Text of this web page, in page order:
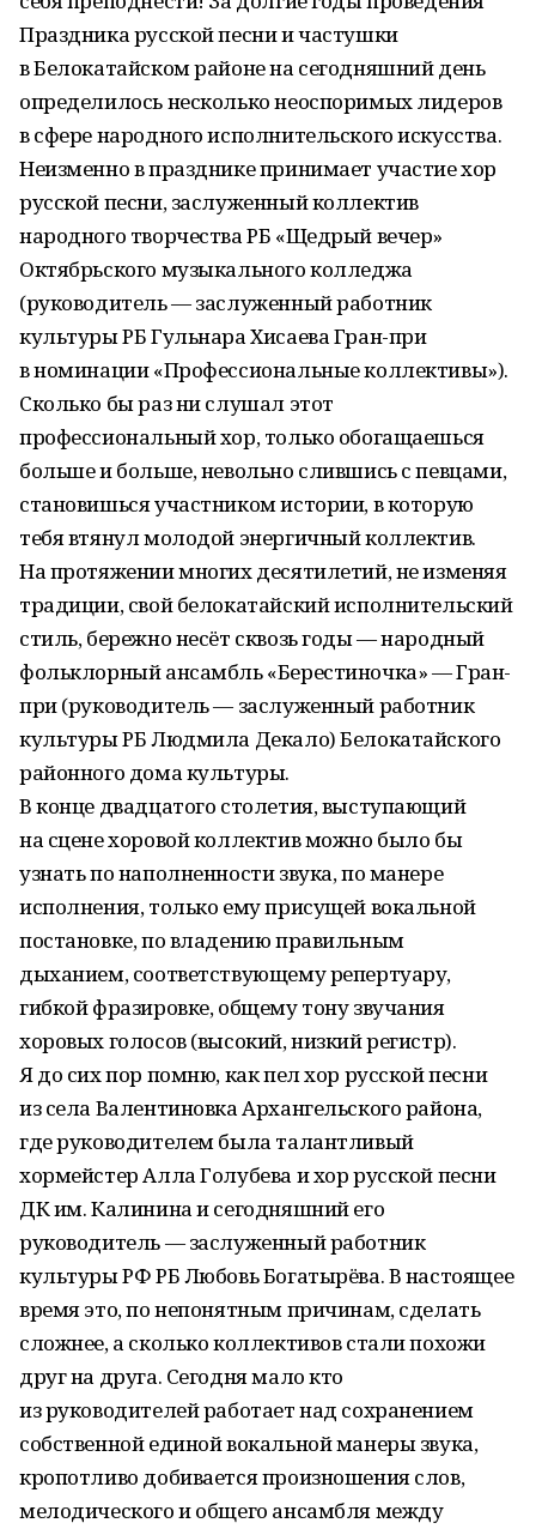
Праздника русской песни и частушки
в Белокатайском районе на сегодняшний день
определилось несколько неоспоримых лидеров
в сфере народного исполнительского искусства.
Неизменно в празднике принимает участие хор
русской песни, заслуженный коллектив
народного творчества РБ «Щедрый вечер»
Октябрьского музыкального колледжа
(руководитель — заслуженный работник
культуры РБ Гульнара Хисаева Гран-при
в номинации «Профессиональные коллективы»).
Сколько бы раз ни слушал этот
профессиональный хор, только обогащаешься
больше и больше, невольно слившись с певцами,
становишься участником истории, в которую
тебя втянул молодой энергичный коллектив.
На протяжении многих десятилетий, не изменяя
традиции, свой белокатайский исполнительский
стиль, бережно несёт сквозь годы — народный
фольклорный ансамбль «Берестиночка» — Гран-
при (руководитель — заслуженный работник
культуры РБ Людмила Декало) Белокатайского
районного дома культуры.
В конце двадцатого столетия, выступающий
на сцене хоровой коллектив можно было бы
узнать по наполненности звука, по манере
исполнения, только ему присущей вокальной
постановке, по владению правильным
дыханием, соответствующему репертуару,
гибкой фразировке, общему тону звучания
хоровых голосов (высокий, низкий регистр).
Я до сих пор помню, как пел хор русской песни
из села Валентиновка Архангельского района,
где руководителем была талантливый
хормейстер Алла Голубева и хор русской песни
ДК им. Калинина и сегодняшний его
руководитель — заслуженный работник
культуры РФ РБ Любовь Богатырёва. В настоящее
время это, по непонятным причинам, сделать
сложнее, а сколько коллективов стали похожи
друг на друга. Сегодня мало кто
из руководителей работает над сохранением
собственной единой вокальной манеры звука,
кропотливо добивается произношения слов,
мелодического и общего ансамбля между